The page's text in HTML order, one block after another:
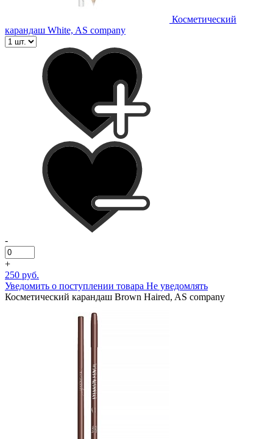
Косметический
карандаш White, AS company
-
+
250 руб.
Уведомить о поступлении товара Не уведомлять
Косметический карандаш Brown Haired, AS company